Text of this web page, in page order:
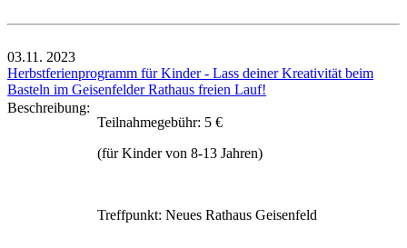
03.11. 2023
Herbstferienprogramm für Kinder - Lass deiner Kreativität beim
Basteln im Geisenfelder Rathaus freien Lauf!
Beschreibung:
Teilnahmegebühr: 5 €
(für Kinder von 8-13 Jahren)
Treffpunkt: Neues Rathaus Geisenfeld